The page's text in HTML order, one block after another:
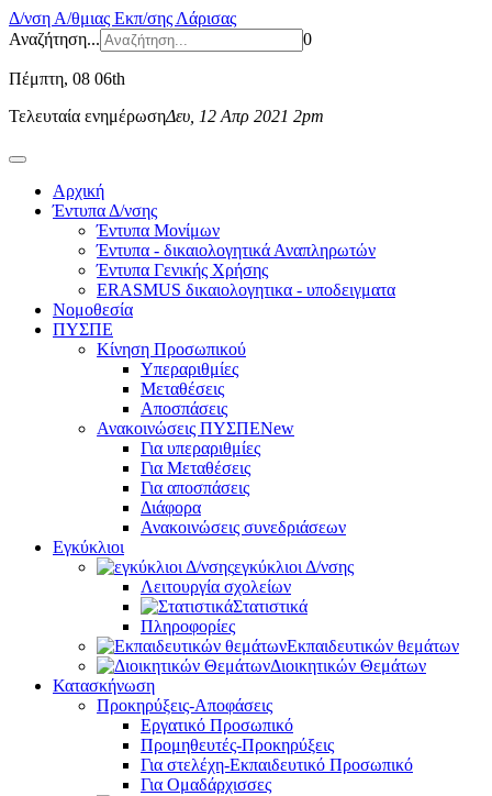
Δ/νση Α/θμιας Εκπ/σης Λάρισας
Αναζήτηση...
0
Πέμπτη, 08 06th
Τελευταία ενημέρωσηΔευ, 12 Απρ 2021 2pm
Αρχική
Έντυπα Δ/νσης
Έντυπα Μονίμων
Έντυπα - δικαιολογητικά Αναπληρωτών
Έντυπα Γενικής Χρήσης
ERASMUS δικαιολογητικα - υποδειγματα
Νομοθεσία
ΠΥΣΠΕ
Κίνηση Προσωπικού
Υπεραριθμίες
Μεταθέσεις
Αποσπάσεις
Ανακοινώσεις ΠΥΣΠΕNew
Για υπεραριθμίες
Για Μεταθέσεις
Για αποσπάσεις
Διάφορα
Ανακοινώσεις συνεδριάσεων
Εγκύκλιοι
εγκύκλιοι Δ/νσης
Λειτουργία σχολείων
Στατιστικά
Πληροφορίες
Εκπαιδευτικών θεμάτων
Διοικητικών Θεμάτων
Κατασκήνωση
Προκηρύξεις-Αποφάσεις
Εργατικό Προσωπικό
Προμηθευτές-Προκηρύξεις
Για στελέχη-Εκπαιδευτικό Προσωπικό
Για Ομαδάρχισσες